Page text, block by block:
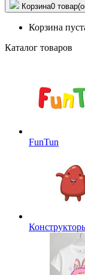
Корзина0
Корзина
Каталог товаров
FunTun